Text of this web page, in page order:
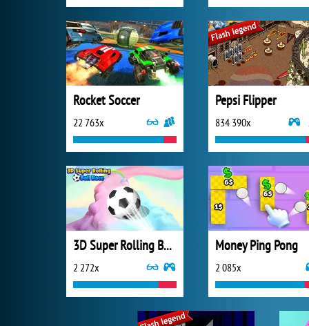
Rocket Soccer
22 763x
Pepsi Flipper
834 390x
3D Super Rolling Ball Race
2 272x
Money Ping Pong
2 085x